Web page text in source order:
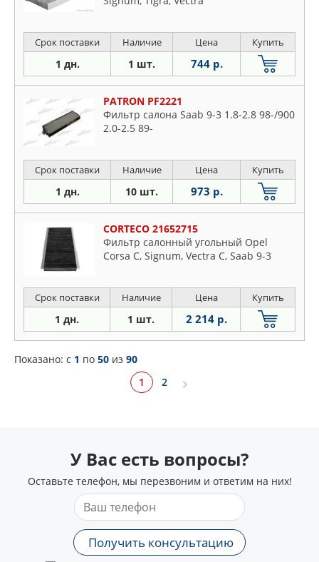
Срок поставки Наличие Цена Купить
1 дн. 1 шт. 744 р.
PATRON PF2221
Фильтр салона Saab 9-3 1.8-2.8 98-/900
2.0-2.5 89-
Срок поставки Наличие Цена Купить
1 дн. 10 шт. 973 р.
CORTECO 21652715
Фильтр салонный угольный Opel
Corsa C, Signum, Vectra C, Saab 9-3
Срок поставки Наличие Цена Купить
1 дн. 1 шт. 2 214 р.
Показано: c 1 по 50 из 90
1
2
У Вас есть вопросы?
Оставьте телефон, мы перезвоним и ответим на них!
Получить консультацию